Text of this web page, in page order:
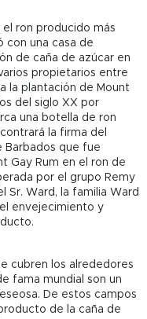
ron producido más
con una casa de
de caña de azúcar en
propietarios entre
la plantación de Mount
del siglo XX por
una botella de ron
la firma del
Barbados que fue
Gay Rum en el ron de
por el grupo Remy
Sr. Ward, la familia Ward
envejecimiento y
cubren los alrededores
fama mundial son un
De estos campos
de la caña de